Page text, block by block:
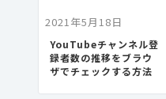
2021年5月18日
YouTubeチャンネル登
録者数の推移をブラウ
ザでチェックする方法